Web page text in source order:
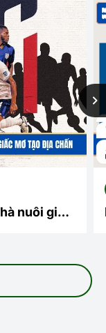
nuôi giấc